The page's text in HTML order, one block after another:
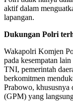
aktif dalam
lapangan.
Dukungan Polri
Wakapolri Komjen
pada kesempatan
TNI, pemerintah
berkomitmen
Prabowo, khususnya
(GPM) yang